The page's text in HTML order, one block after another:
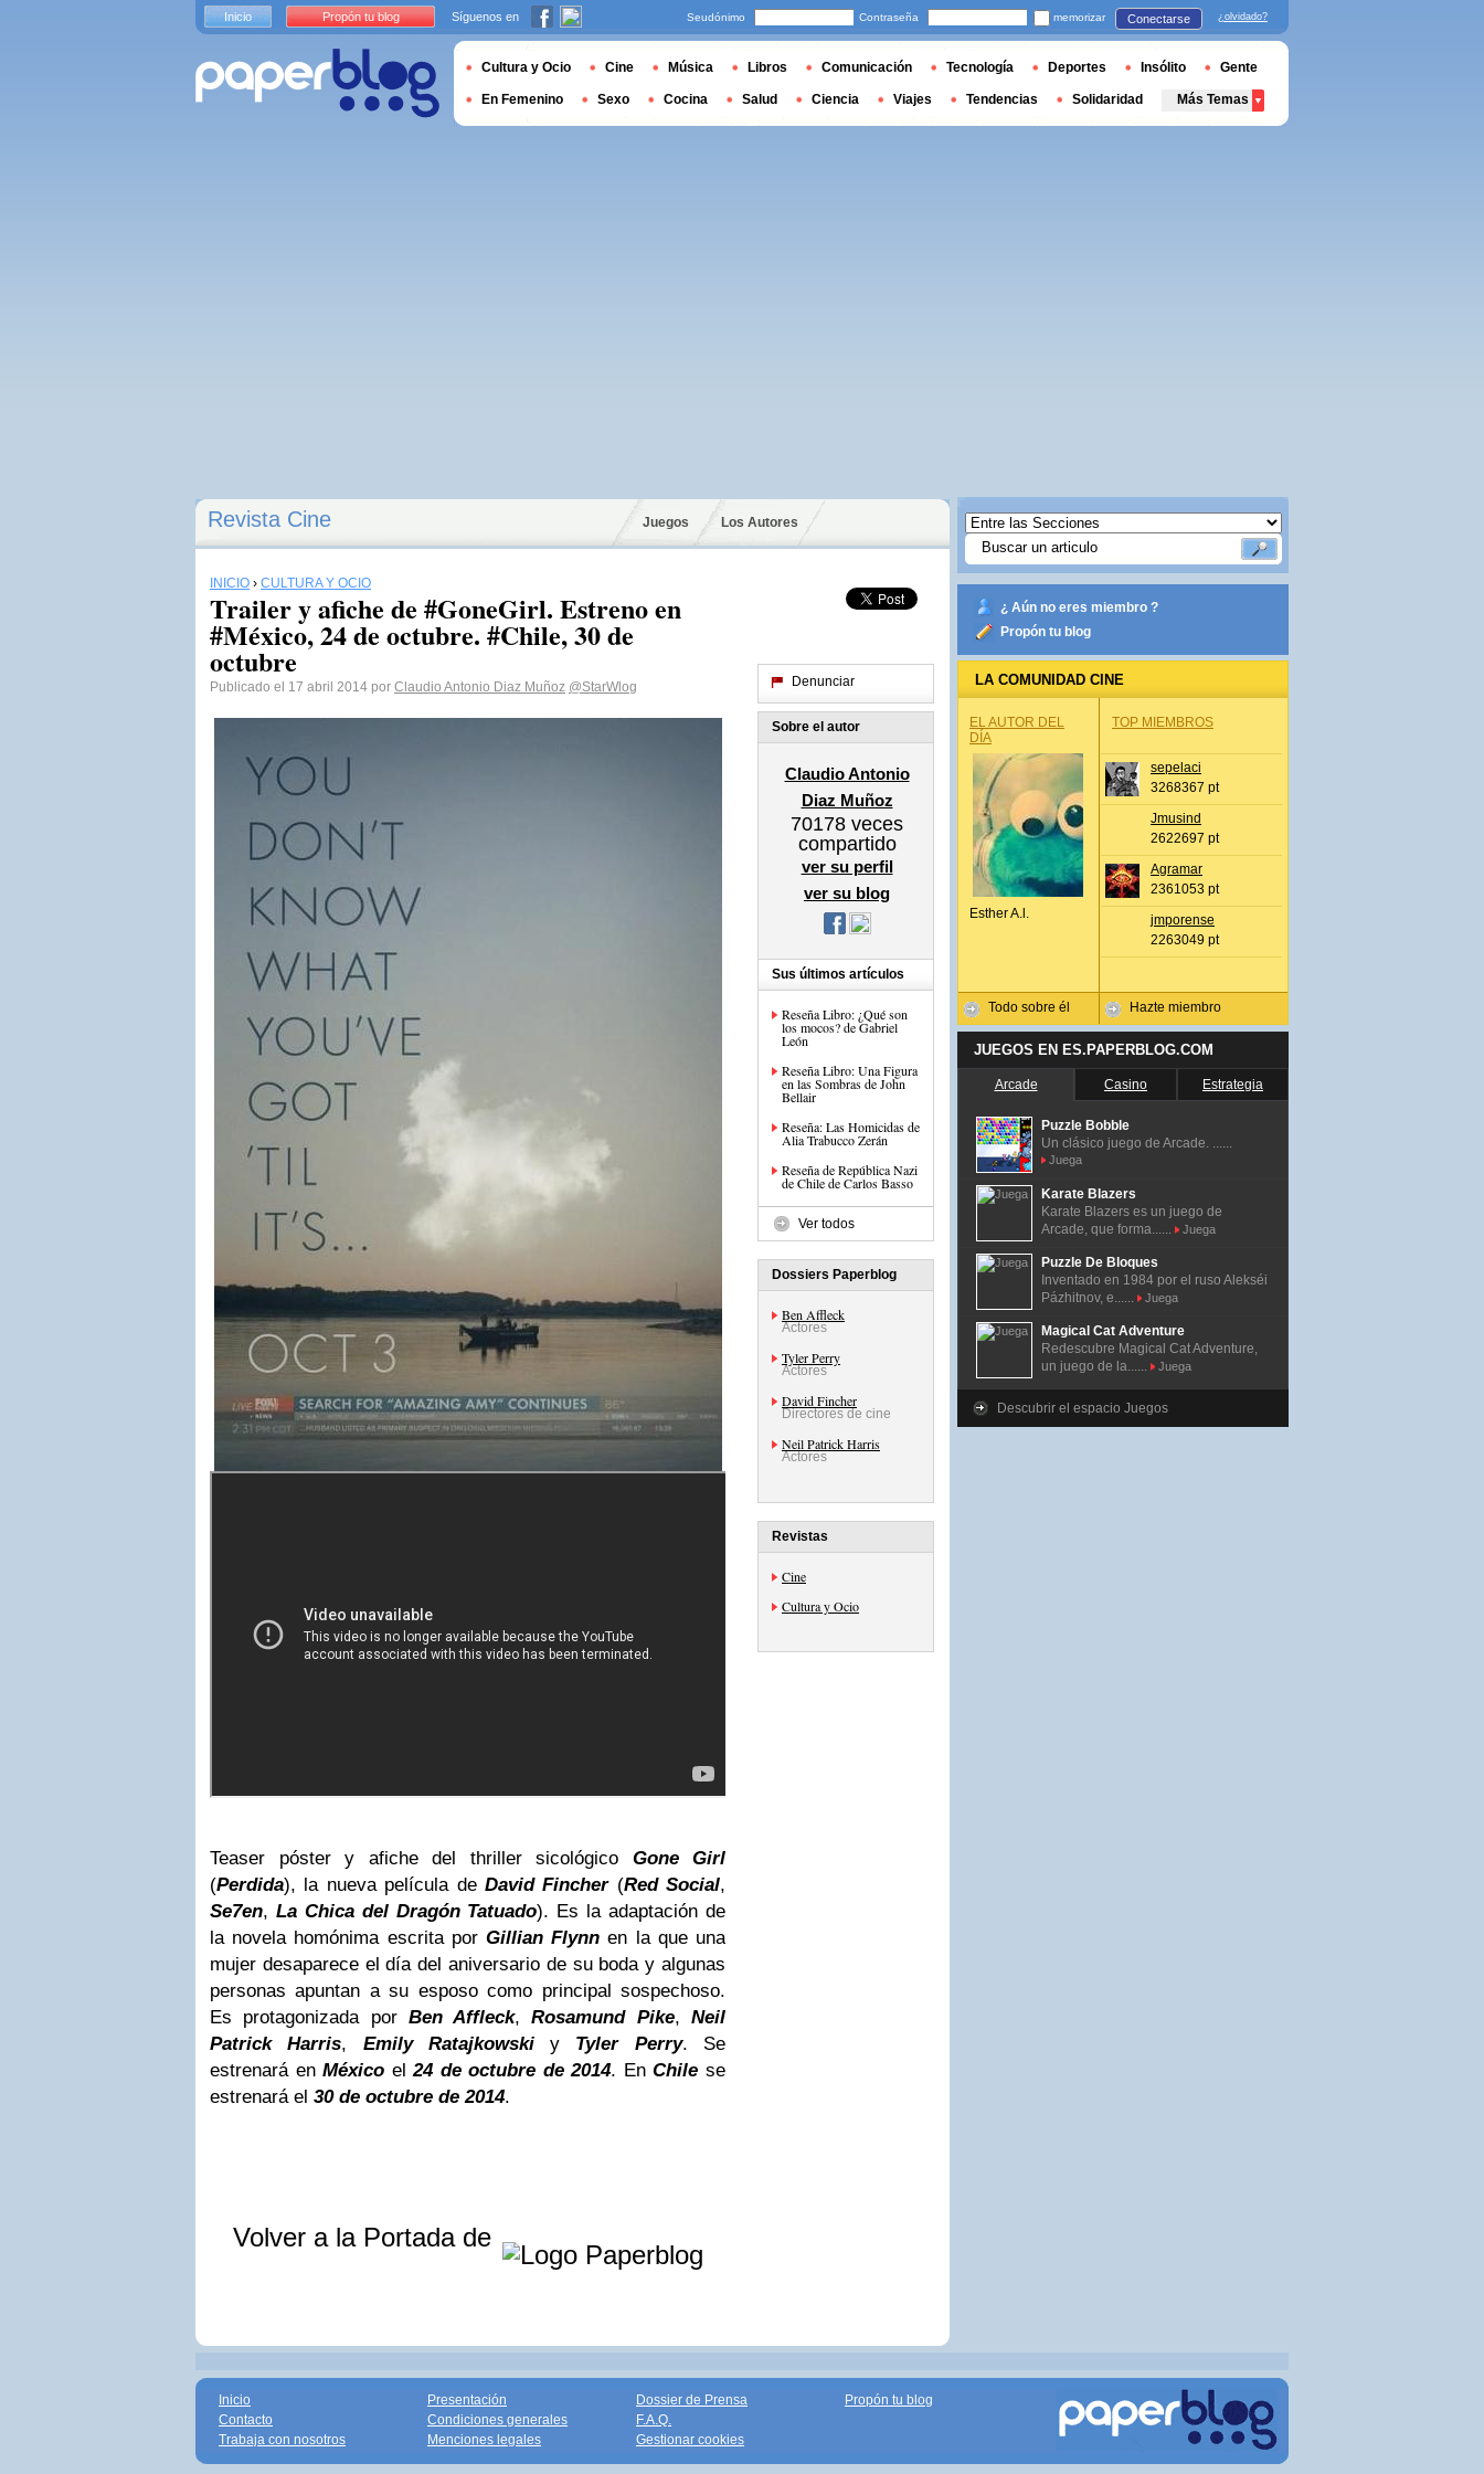
Revista Cine Juegos Los Autores
INICIO › CULTURA Y OCIO
Trailer y afiche de #GoneGirl. Estreno en
#México, 24 de octubre. #Chile, 30 de
octubre
Publicado el 17 abril 2014 por Claudio Antonio Diaz Muñoz @StarWlog
Teaser póster y afiche del thriller sicológico Gone Girl
(Perdida), la nueva película de David Fincher(Red Social,
Se7en, La Chica del Dragón Tatuado). Es la adaptación de
la novela homónima escrita por Gillian Flynn en la que una
mujer desaparece el día del aniversario de su boda y algunas
personas apuntan a su esposo como principal sospechoso.
Es protagonizada por Ben Affleck,Rosamund Pike,Neil
Patrick Harris, Emily Ratajkowskiy Tyler Perry. Se
estrenará enMéxico el24 de octubre de 2014. EnChile se
estrenará el 30 de octubre de 2014.
Volver a la Portada de
Denunciar
Sobre el autor
Claudio Antonio
Diaz Muñoz
70178 veces
compartido
ver su perfil
ver su blog
Sus últimos artículos
Reseña Libro: ¿Qué son
los mocos? de Gabriel
León
Reseña Libro: Una Figura
en las Sombras de John
Bellair
Reseña: Las Homicidas de
Alia Trabucco Zerán
Reseña de República Nazi
de Chile de Carlos Basso
Ver todos
Dossiers Paperblog
Ben Affleck
Actores
Tyler Perry
Actores
David Fincher
Directores de cine
Neil Patrick Harris
Actores
Revistas
Cine
Cultura y Ocio
¿ Aún no eres miembro ?
Propón tu blog
LA COMUNIDAD CINE
EL AUTOR DEL
DÍA
Esther A.l.
Todo sobre él
TOP MIEMBROS
sepelaci
3268367 pt
Jmusind
2622697 pt
Agramar
2361053 pt
jmporense
2263049 pt
Hazte miembro
JUEGOS EN ES.PAPERBLOG.COM
Arcade Casino Estrategia
Puzzle Bobble
Un clásico juego de Arcade. ......
Juega
Karate Blazers
Karate Blazers es un juego de
Arcade, que forma......
Juega
Puzzle De Bloques
Inventado en 1984 por el ruso Alekséi
Pázhitnov, e......
Juega
Magical Cat Adventure
Redescubre Magical Cat Adventure,
un juego de la......
Juega
Descubrir el espacio Juegos
Inicio Propón tu blog Síguenos en Seudónimo Contraseña memorizar Conectarse ¿olvidado?
Cultura y Ocio Cine Música Libros Comunicación Tecnología Deportes Insólito Gente
En Femenino Sexo Cocina Salud Ciencia Viajes Tendencias Solidaridad Más Temas
Inicio
Contacto
Trabaja con nosotros
Presentación
Condiciones generales
Menciones legales
Dossier de Prensa
F.A.Q.
Gestionar cookies
Propón tu blog